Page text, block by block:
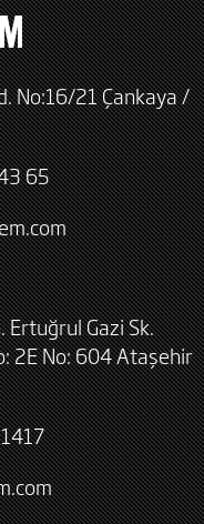
No:16/21 Çankaya /
65
Gazi Sk.
2E No: 604 Ataşehir